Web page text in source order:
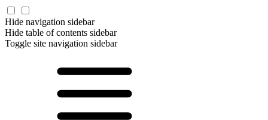
Hide navigation sidebar
Hide table of contents sidebar
Toggle site navigation sidebar